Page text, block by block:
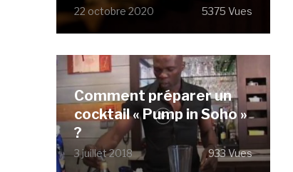
22 octobre 2020 5375 Vues
Comment préparer un
cocktail « Pump in Soho »
?
3 juillet 2018 933 Vues